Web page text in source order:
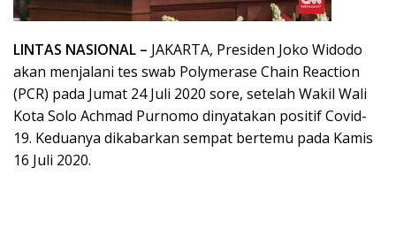
LINTAS NASIONAL – JAKARTA, Presiden Joko Widodo
akan menjalani tes swab Polymerase Chain Reaction
(PCR) pada Jumat 24 Juli 2020 sore, setelah Wakil Wali
Kota Solo Achmad Purnomo dinyatakan positif Covid-
19. Keduanya dikabarkan sempat bertemu pada Kamis
16 Juli 2020.